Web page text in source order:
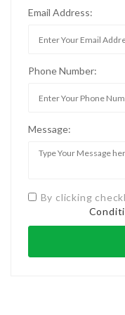
Email Address:
Phone Number:
Message:
By clicking